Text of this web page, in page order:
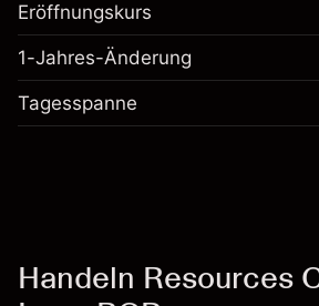
Eröffnungskurs
1-Jahres-Änderung
Tagesspanne
Handeln Resources